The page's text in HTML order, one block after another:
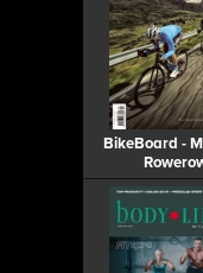
BikeBoard -